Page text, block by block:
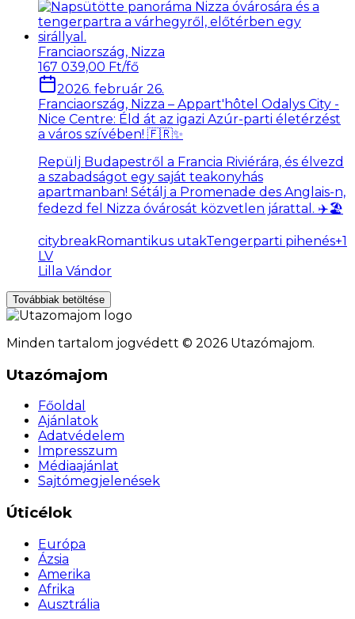
Franciaország, Nizza
167 039,00 Ft/fő
2026. február 26.
Franciaország, Nizza – Appart'hôtel Odalys City -
Nice Centre: Éld át az igazi Azúr-parti életérzést
a város szívében! 🇫🇷✨
Repülj Budapestről a Francia Riviérára, és élvezd
a szabadságot egy saját teakonyhás
apartmanban! Sétálj a Promenade des Anglais-n,
fedezd fel Nizza óvárosát közvetlen járattal. ✈️🏖️
citybreakRomantikus utakTengerparti pihenés+1
LV
Lilla Vándor
Továbbiak betöltése
Minden tartalom jogvédett © 2026 Utazómajom.
Utazómajom
Főoldal
Ajánlatok
Adatvédelem
Impresszum
Médiaajánlat
Sajtómegjelenések
Úticélok
Európa
Ázsia
Amerika
Afrika
Ausztrália